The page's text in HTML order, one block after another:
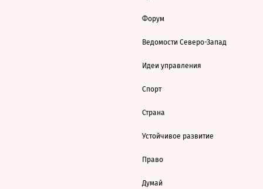
Форум
Ведомости Северо-Запад
Идеи управления
Спорт
Страна
Устойчивое развитие
Право
Думай